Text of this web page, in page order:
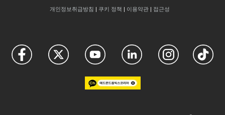
개인정보취급방침 | 쿠키 정책 | 이용약관| 접근성